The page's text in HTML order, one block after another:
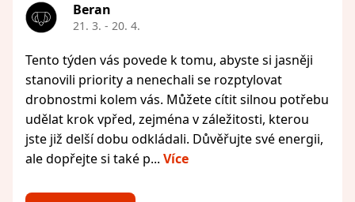
Beran
21. 3. - 20. 4.
Tento týden vás povede k tomu, abyste si jasněji
stanovili priority a nenechali se rozptylovat
drobnostmi kolem vás. Můžete cítit silnou potřebu
udělat krok vpřed, zejména v záležitosti, kterou
jste již delší dobu odkládali. Důvěřujte své energii,
ale dopřejte si také p... Více